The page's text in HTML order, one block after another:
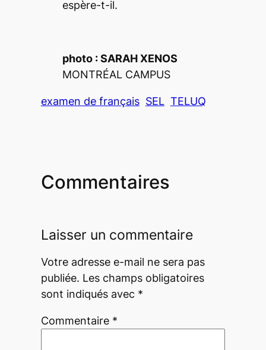
espère-t-il.
photo : SARAH XENOS
MONTRÉAL CAMPUS
examen de français SEL TELUQ
Commentaires
Laisser un commentaire
Votre adresse e-mail ne sera pas
publiée. Les champs obligatoires
sont indiqués avec *
Commentaire *